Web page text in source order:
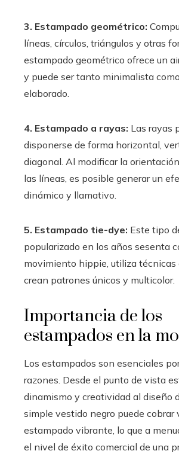
3. Estampado geométrico:
líneas, círculos, triángulos y otras
estampado geométrico ofrece un
y puede ser tanto minimalista
elaborado.
4. Estampado a rayas: Las rayas
disponerse de forma horizontal,
diagonal. Al modificar la
las líneas, es posible generar un
dinámico y llamativo.
5. Estampado tie-dye: Este tipo
popularizado en los años sesenta
movimiento hippie, utiliza técnicas
crean patrones únicos y multicolor.
Importancia de los
estampados en la
Los estampados son esenciales
razones. Desde el punto de vista
dinamismo y creatividad al diseño
simple vestido negro puede cobrar
estampado vibrante, lo que a
el nivel de éxito comercial de una